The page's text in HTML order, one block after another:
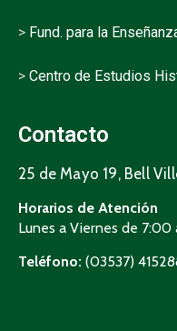
> Fund. para la
> Centro de Estudios
Contacto
25 de Mayo 19, Bell
Horarios de Atención
Lunes a Viernes de 7:00
Teléfono: (03537)